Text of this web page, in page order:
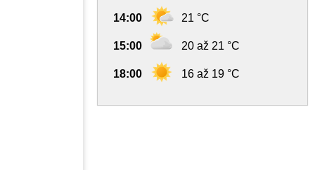
14:00 21 °C
15:00 20 až 21 °C
18:00 16 až 19 °C